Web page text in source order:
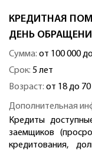
КРЕДИТНАЯ
ДЕНЬ
Сумма: от 100 000
Срок: 5 лет
Возраст: от 18 до 70
Дополнительная
Кредиты
заемщиков
кредитования,